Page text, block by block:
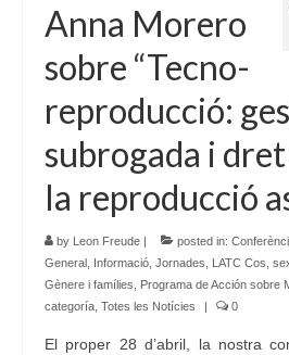
Idioma:
Anna Morero
sobre “Tecno-
reproducció:
subrogada i
la reproducció
by Leon Freude | posted in:
General Informació Jornades LATC Cos,
Gènere i famílies
Programa de Acción sobre
categoría Totes les Notícies | 0
El proper 28 d’abril, la nostra